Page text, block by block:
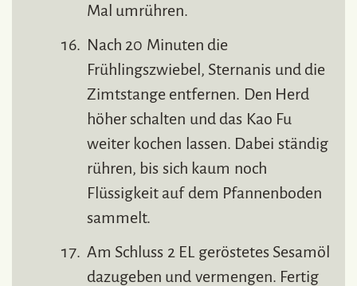
Mal umrühren.
Nach 20 Minuten die
Frühlingszwiebel, Sternanis und die
Zimtstange entfernen. Den Herd
höher schalten und das Kao Fu
weiter kochen lassen. Dabei ständig
rühren, bis sich kaum noch
Flüssigkeit auf dem Pfannenboden
sammelt.
Am Schluss 2 EL geröstetes Sesamöl
dazugeben und vermengen. Fertig